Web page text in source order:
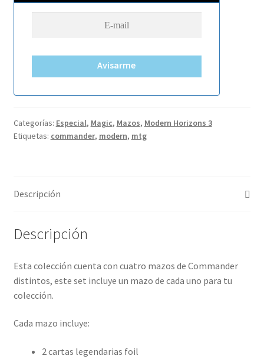
Avisarme
Categorías: Especial, Magic, Mazos, Modern Horizons 3
Etiquetas: commander, modern, mtg
Descripción
Descripción
Esta colección cuenta con cuatro mazos de Commander
distintos, este set incluye un mazo de cada uno para tu
colección.
Cada mazo incluye:
2 cartas legendarias foil